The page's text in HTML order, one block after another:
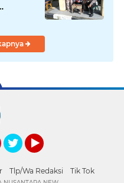
Tlp/Wa Redaksi Tik Tok